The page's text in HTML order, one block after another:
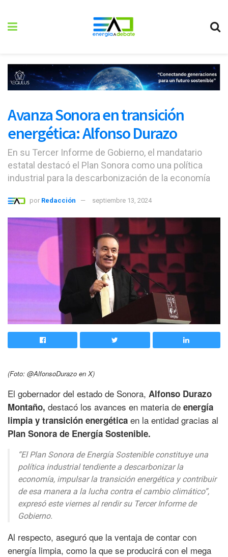
Avanza Sonora en transición
energética: Alfonso Durazo
En su Tercer Informe de Gobierno, el mandatario
estatal destacó el Plan Sonora como una política
industrial para la descarbonización de la economía
por Redacción septiembre 13, 2024
(Foto: @AlfonsoDurazo en X)
El gobernador del estado de Sonora, Alfonso Durazo
Montaño, destacó los avances en materia de energía
limpia y transición energética en la entidad gracias al
Plan Sonora de Energía Sostenible.
“El Plan Sonora de Energía Sostenible constituye una
política industrial tendiente a descarbonizar la
economía, impulsar la transición energética y contribuir
de esa manera a la lucha contra el cambio climático”,
expresó este viernes al rendir su Tercer Informe de
Gobierno.
Al respecto, aseguró que la ventaja de contar con
energía limpia, como la que se producirá con el mega